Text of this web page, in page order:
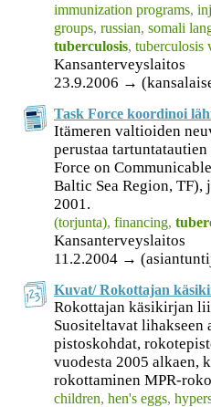
immunization programs,
groups, russian, somali
tuberculosis, tuberculosis
Kansanterveyslaitos
23.9.2006 →
Task Force koordinoi
Itämeren valtioiden
perustaa
Force on
Baltic Sea Region,
2001.
(torjunta), financing,
Kansanterveyslaitos
11.2.2004 →
Kuvat/ Rokottajan
Rokottajan käsikirjan
Suositeltavat
pistoskohdat,
vuodesta 2005 alkaen,
rokottaminen MPR-
children, hen's eggs,